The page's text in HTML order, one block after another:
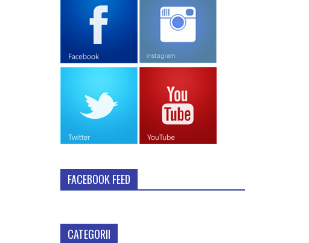
FACEBOOK FEED
CATEGORII